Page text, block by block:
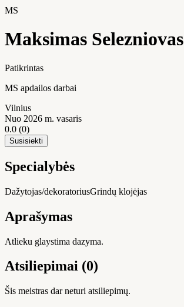
MS
Maksimas Selezniovas
Patikrintas
MS apdailos darbai
Vilnius
Nuo 2026 m. vasaris
0.0 (0)
Susisiekti
Specialybės
Dažytojas/dekoratoriusGrindų klojėjas
Aprašymas
Atlieku glaystima dazyma.
Atsiliepimai (0)
Šis meistras dar neturi atsiliepimų.